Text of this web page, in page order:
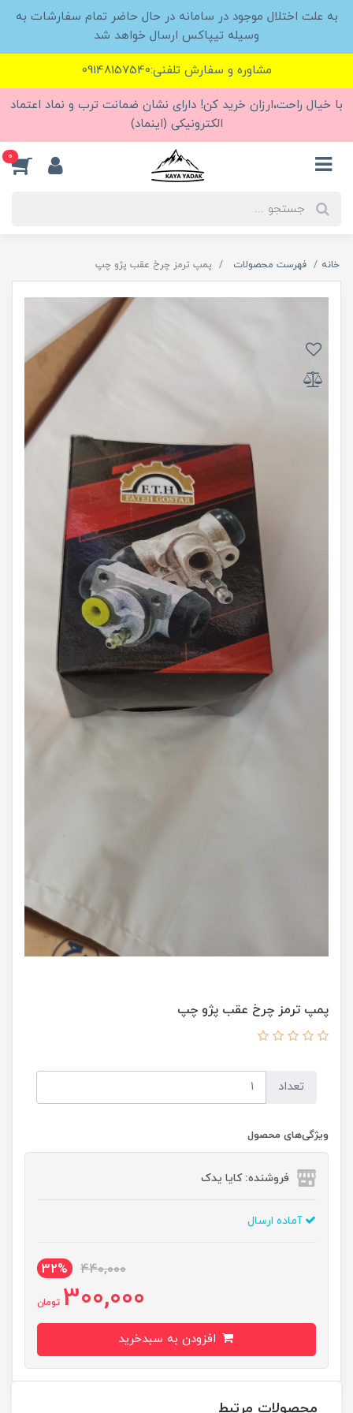
به علت اختلال موجود در سامانه در حال حاضر تمام سفارشات به
وسیله تیپاکس ارسال خواهد شد
مشاوره و سفارش تلفنی:09148157540
با خیال راحت،ارزان خرید کن! دارای نشان ضمانت ترب و نماد اعتماد
الکترونیکی (اینماد)
0
خانه فهرست محصولات پمپ ترمز چرخ عقب پژو چپ
پمپ ترمز چرخ عقب پژو چپ
تعداد
ویژگی‌های محصول
فروشنده: کایا یدک
آماده ارسال
440,000
32%
300,000 تومان
محصولات مرتبط